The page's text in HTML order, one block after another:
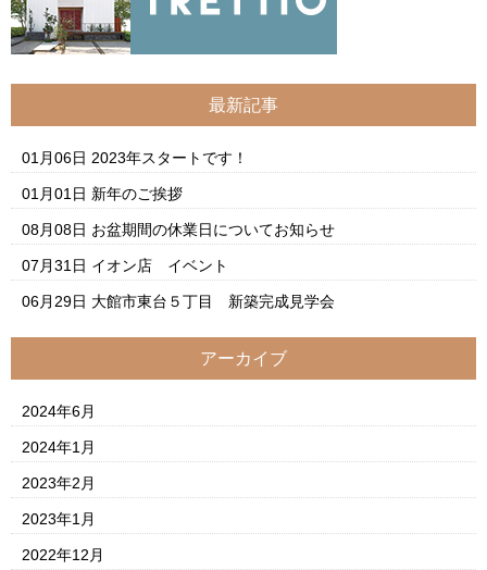
最新記事
01月06日 2023年スタートです！
01月01日 新年のご挨拶
08月08日 お盆期間の休業日についてお知らせ
07月31日 イオン店 イベント
06月29日 大館市東台５丁目 新築完成見学会
アーカイブ
2024年6月
2024年1月
2023年2月
2023年1月
2022年12月